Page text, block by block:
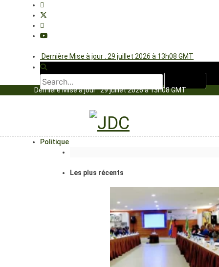
Dernière Mise à jour : 29 juillet 2026 à 13h08 GMT
Dernière Mise à jour : 29 juillet 2026 à 13h08 GMT
Politique
Les plus récents